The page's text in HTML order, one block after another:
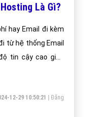
Là Gì?
hay Email đi kèm
từ hệ thống Email
tin cậy cao giúp
12-29 10:50:21 |Đăng